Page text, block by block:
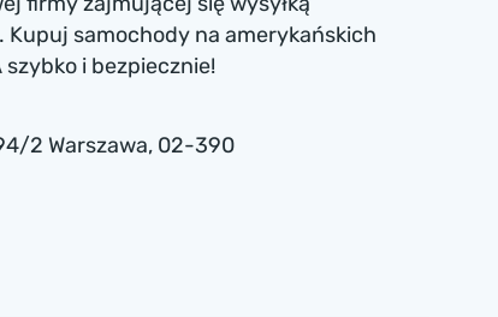
Kupuj samochody na amerykańskich
i bezpiecznie!
2 Warszawa, 02-390